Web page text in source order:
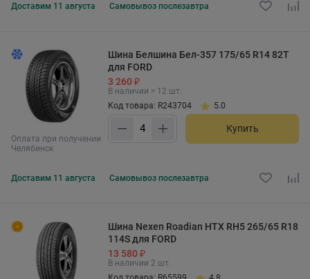
Доставим 11 августа Самовывоз послезавтра
Оплата при получении
Челябинск
Шина Белшина Бел-357 175/65 R14 82T
для FORD
3 260 ₽
В наличии > 12 шт.
Код товара: R243704
5.0
Купить
Доставим 11 августа Самовывоз послезавтра
Шина Nexen Roadian HTX RH5 265/65 R18
114S для FORD
13 580 ₽
В наличии 2 шт.